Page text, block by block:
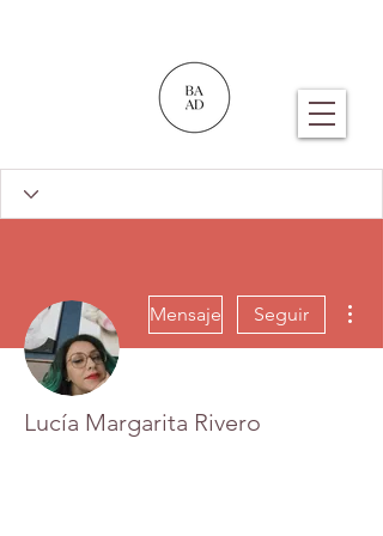
Mensaje Seguir
Lucía Margarita Rivero